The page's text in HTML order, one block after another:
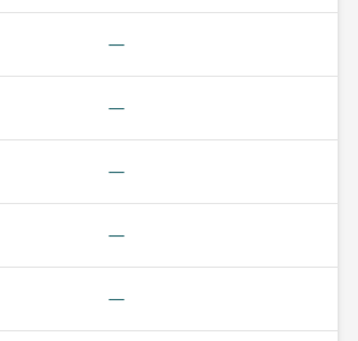
—
—
—
—
—